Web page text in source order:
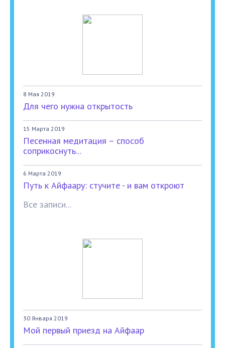
8 Мая 2019
Для чего нужна открытость
15 Марта 2019
Песенная медитация – способ
соприкоснуть...
6 Марта 2019
Путь к Айфаару: стучите - и вам откроют
Все записи...
30 Января 2019
Мой первый приезд на Айфаар